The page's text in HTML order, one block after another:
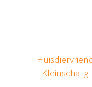
Kleinschalig